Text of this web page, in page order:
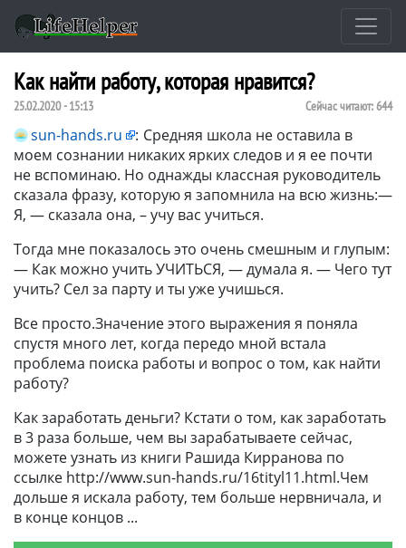
Как найти работу, которая нравится?
25.02.2020 - 15:13 Сейчас читают:644
sun-hands.ru : Средняя школа не оставила в
моем сознании никаких ярких следов и я ее почти
не вспоминаю. Но однажды классная руководитель
сказала фразу, которую я запомнила на всю жизнь:—
Я, — сказала она, – учу вас учиться.
Тогда мне показалось это очень смешным и глупым:
— Как можно учить УЧИТЬСЯ, — думала я. — Чего тут
учить? Сел за парту и ты уже учишься.
Все просто.Значение этого выражения я поняла
спустя много лет, когда передо мной встала
проблема поиска работы и вопрос о том, как найти
работу?
Как заработать деньги? Кстати о том, как заработать
в 3 раза больше, чем вы зарабатываете сейчас,
можете узнать из книги Рашида Кирранова по
ссылке http://www.sun-hands.ru/16tityl11.html.Чем
дольше я искала работу, тем больше нервничала, и
в конце концов